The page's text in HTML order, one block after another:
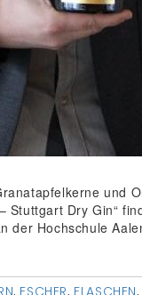
und
Stuttgart Dry Gin“
der Hochschule
, ESCHER, FLASCHEN,